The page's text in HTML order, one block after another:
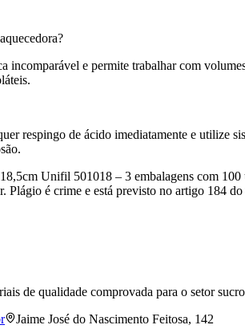
e permite trabalhar com
respingo de ácido imediatamente e utilize
Unifil 501018 – 3 embalagens com
Plágio é crime e está previsto no artigo 184
de qualidade comprovada para o setor
Jaime José do Nascimento Feitosa, 142